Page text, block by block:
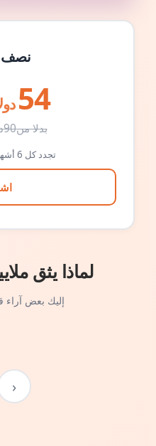
نصف
54
بدلا من90
تجدد كل 6 أشهر بالسعر الأصلي
لماذا يثق
إليك بعض آراء
‹